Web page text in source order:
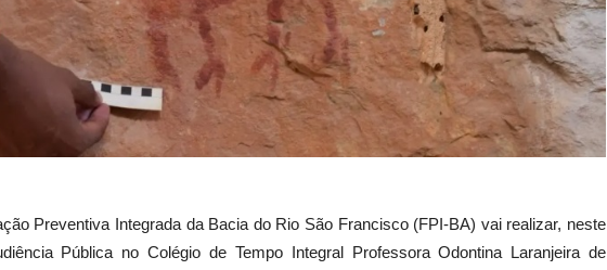
Preventiva Integrada da Bacia do Rio São Francisco (FPI-BA) vai realizar, neste
Pública no Colégio de Tempo Integral Professora Odontina Laranjeira de